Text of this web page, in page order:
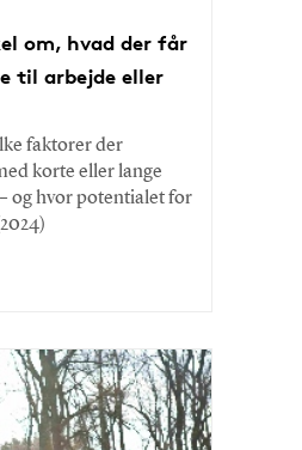
om, hvad der får
til arbejde eller
faktorer der
korte eller lange
og hvor potentialet for